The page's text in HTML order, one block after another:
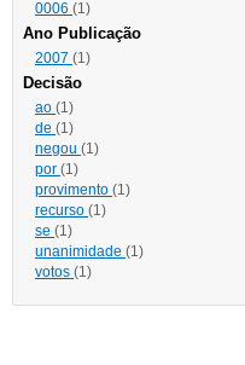
0006 (1)
Ano Publicação
2007 (1)
Decisão
ao (1)
de (1)
negou (1)
por (1)
provimento (1)
recurso (1)
se (1)
unanimidade (1)
votos (1)